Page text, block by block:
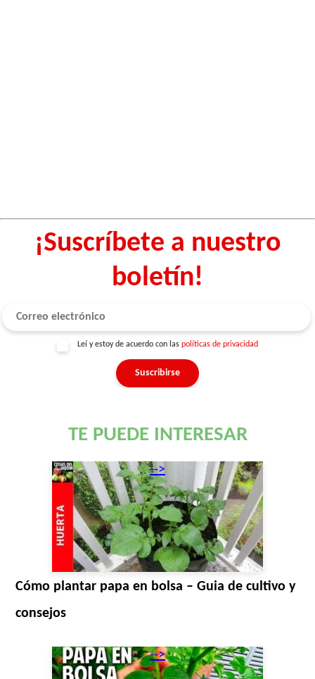
¡Suscríbete a nuestro
boletín!
Leí y estoy de acuerdo con las políticas de privacidad
TE PUEDE INTERESAR
-->
Cómo plantar papa en bolsa – Guia de cultivo y
consejos
-->